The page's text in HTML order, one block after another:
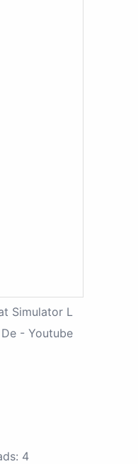
Simulator L
- Youtube
4